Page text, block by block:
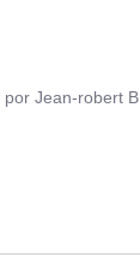
porJean-robert B.